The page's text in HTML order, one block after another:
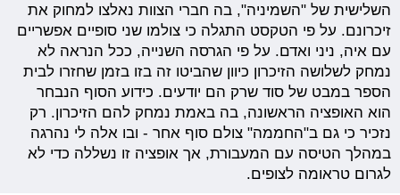
השלישית של "השמיניה", בה חברי הצוות נאלצו למחוק את
זיכרונם. על פי הטקסט התגלה כי צולמו שני סופיים אפשריים
עם איה, ניני ואדם. על פי הגרסה השנייה, ככל הנראה לא
נמחק לשלושה הזיכרון כיוון שהביטו זה בזו בזמן שחזרו לבית
הספר במבט של סוד שרק הם יודעים. כידוע הסוף הנבחר
הוא האופציה הראשונה, בה באמת נמחק להם הזיכרון. רק
נזכיר כי גם ב"החממה" צולם סוף אחר - ובו אלה לי נהרגה
במהלך הטיסה עם המעבורת, אך אופציה זו נשללה כדי לא
לגרום טראומה לצופים.